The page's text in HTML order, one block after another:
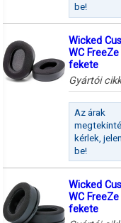
be!
Wicked
WC
fekete
Gyártói
Az árak
kérlek,
be!
Wicked
WC
fekete